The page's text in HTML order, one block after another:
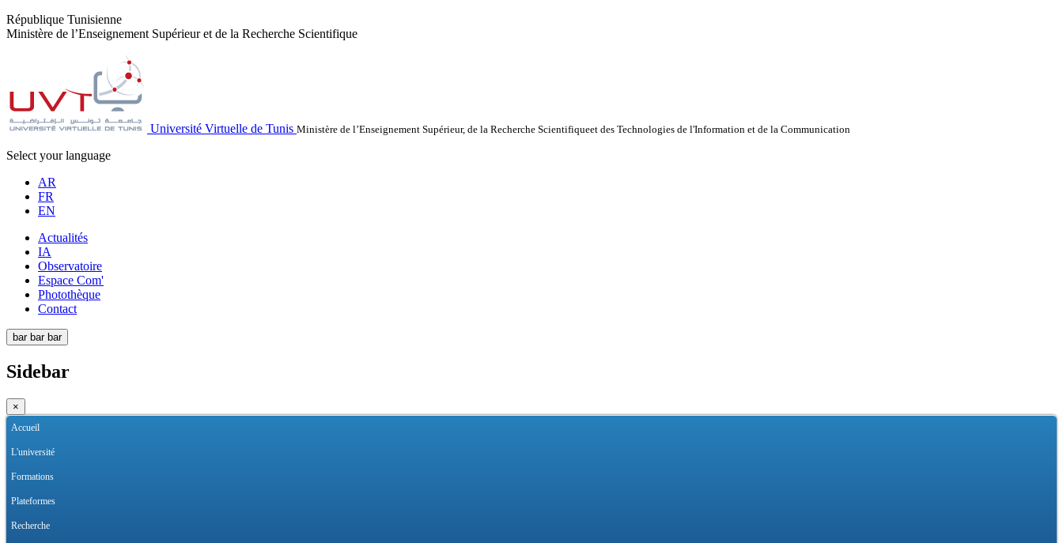
République Tunisienne
Ministère de l’Enseignement Supérieur et de la Recherche Scientifique
Université Virtuelle de Tunis Ministère de l’Enseignement Supérieur, de la Recherche Scientifiqueet des Technologies de l'Information et de la Communication
Select your language
AR
FR
EN
Actualités
IA
Observatoire
Espace Com'
Photothèque
Contact
bar bar bar
Sidebar
×
Accueil
L'université
Formations
Plateformes
Recherche